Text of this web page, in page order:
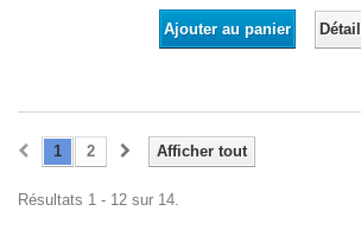
Ajouter au panier
Afficher tout
1 2
Résultats 1 - 12 sur 14.